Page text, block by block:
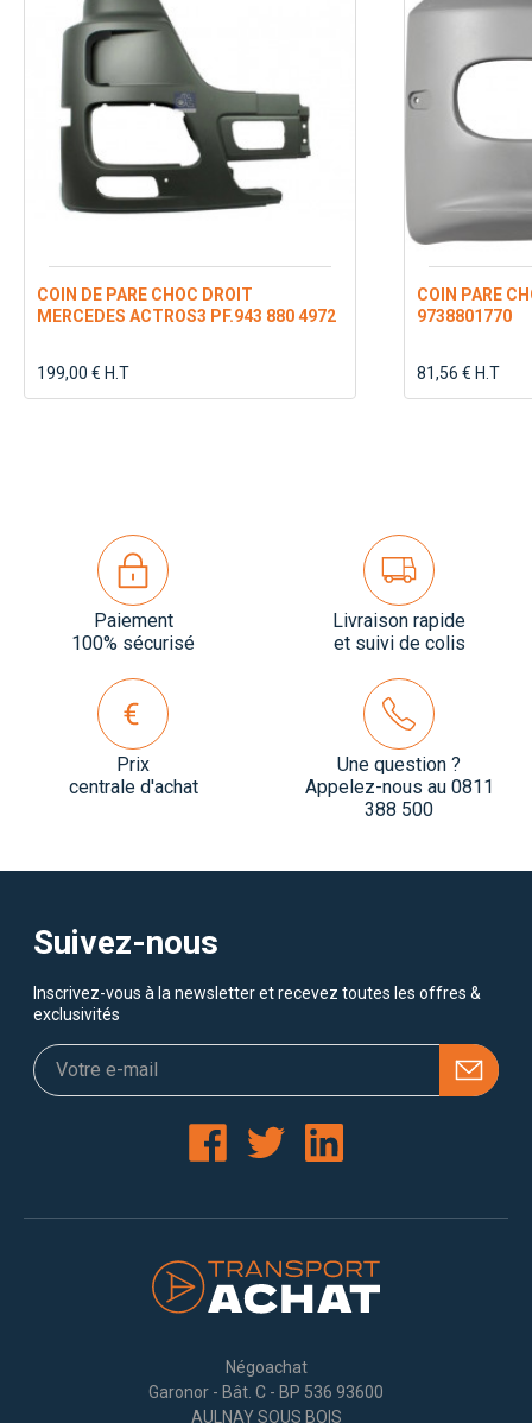
COIN DE PARE CHOC DROIT
MERCEDES ACTROS3 PF.943 880 4972
199,00 € H.T
COIN PARE
9738801770
81,56 € H.T
Paiement
100% sécurisé
Livraison rapide
et suivi de colis
Prix
centrale d'achat
Une question ?
Appelez-nous au 0811
388 500
Suivez-nous
Inscrivez-vous à la newsletter et recevez toutes les offres &
exclusivités
Négoachat
Garonor - Bât. C - BP 536 93600
AULNAY SOUS BOIS